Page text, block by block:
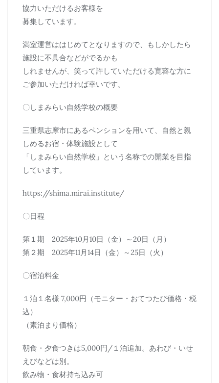
協力いただけるお客様を
募集しています。
満室運営ははじめてとなりますので、もしかしたら
施設に不具合などがでるかも
しれませんが、笑って許していただける寛容な方に
ご参加いただければ幸いです。
〇しまみらい自然学校の概要
三重県志摩市にあるペンションを用いて、自然と親
しめるお宿・体験施設として
「しまみらい自然学校」という名称での開業を目指
しています。
https://shima.mirai.institute/
〇日程
第１期 2025年10月10日（金）～20日（月）
第２期 2025年11月14日（金）～25日（火）
〇宿泊料金
１泊１名様 7,000円（モニター・おてつたび価格・税
込）
（素泊まり価格）
朝食・夕食つきは5,000円/１泊追加。あわび・いせ
えびなどは別。
飲み物・食材持ち込み可